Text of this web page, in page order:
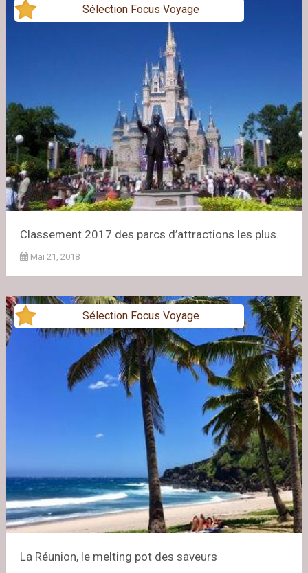
Sélection Focus Voyage
Classement 2017 des parcs d’attractions les plus...
Mai 21, 2018
Sélection Focus Voyage
La Réunion, le melting pot des saveurs